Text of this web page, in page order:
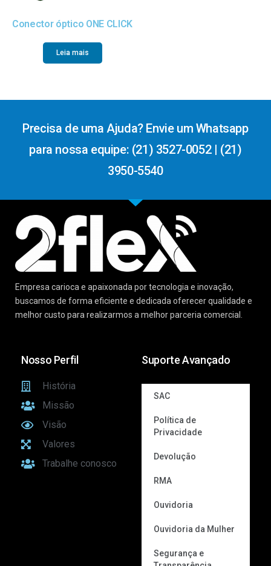
Conector óptico ONE CLICK
Leia mais
Precisa de uma Ajuda? Envie um Whatsapp
para nossa equipe: (21) 3527-0052 | (21)
3950-5540
Empresa carioca e apaixonada por tecnologia e inovação,
buscamos de forma eficiente e dedicada oferecer qualidade e
melhor custo para realizarmos a melhor parceria comercial.
Nosso Perfil
História
Missão
Visão
Valores
Trabalhe conosco
Suporte Avançado
SAC
Política de
Privacidade
Devolução
RMA
Ouvidoria
Ouvidoria da Mulher
Segurança e